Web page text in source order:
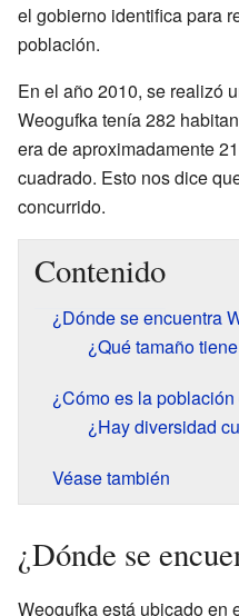
el gobierno identifica para
población.
En el año 2010, se realizó
Weogufka tenía 282
era de aproximadamente
cuadrado. Esto nos dice
concurrido.
Contenido
¿Dónde se encuentra
¿Qué tamaño
¿Cómo es la
¿Hay diversidad
Véase también
¿Dónde se
Weogufka está ubicado en